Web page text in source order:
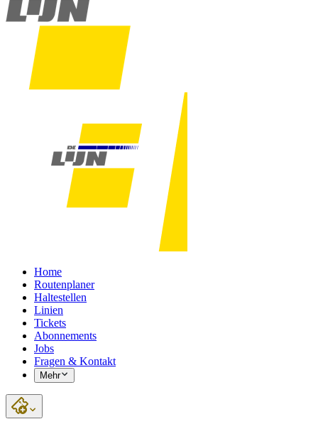
Home
Routenplaner
Haltestellen
Linien
Tickets
Abonnements
Jobs
Fragen & Kontakt
Mehr